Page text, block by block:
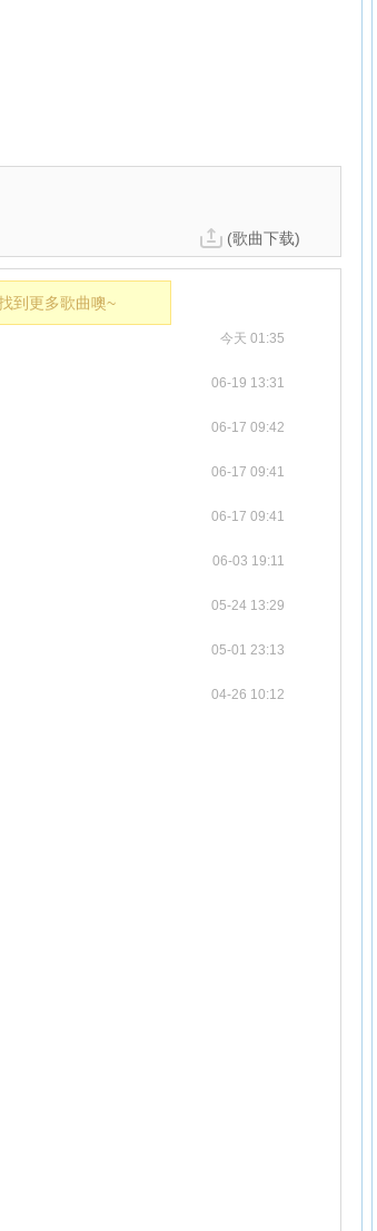
(歌曲下载)
到更多歌曲噢~
今天 01:35
06-19 13:31
06-17 09:42
06-17 09:41
06-17 09:41
06-03 19:11
05-24 13:29
05-01 23:13
04-26 10:12